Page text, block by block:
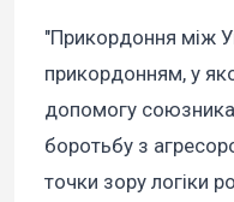
"Прикордоння між
прикордонням, у
допомогу
боротьбу з
точки зору логіки